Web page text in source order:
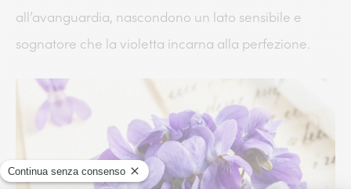
all’avanguardia, nascondono un lato sensibile e
sognatore che la violetta incarna alla perfezione.